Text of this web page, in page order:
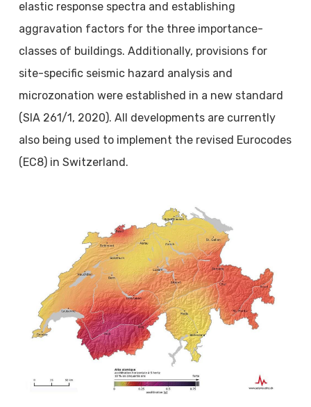
elastic response spectra and establishing
aggravation factors for the three importance-
classes of buildings. Additionally, provisions for
site-specific seismic hazard analysis and
microzonation were established in a new standard
(SIA 261/1, 2020). All developments are currently
also being used to implement the revised Eurocodes
(EC8) in Switzerland.